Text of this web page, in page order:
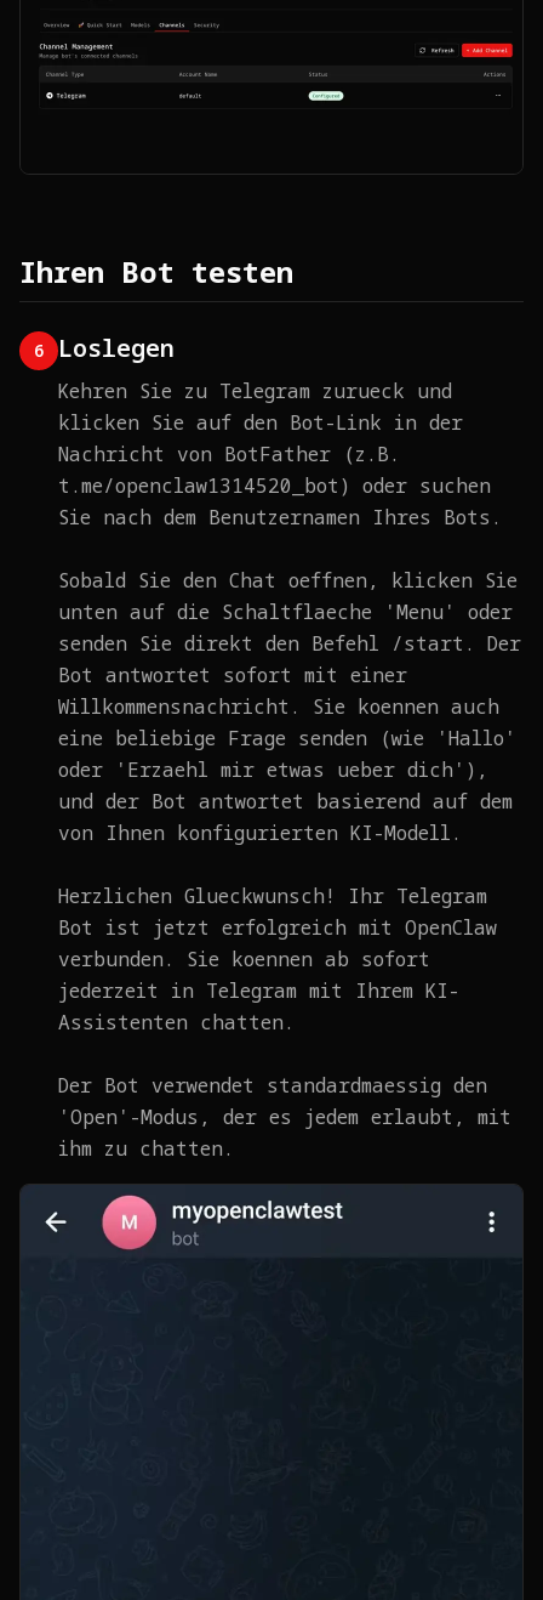
Ihren Bot testen
6 Loslegen
Kehren Sie zu Telegram zurueck und
klicken Sie auf den Bot-Link in der
Nachricht von BotFather (z.B.
t.me/openclaw1314520_bot) oder suchen
Sie nach dem Benutzernamen Ihres Bots.
Sobald Sie den Chat oeffnen, klicken Sie
unten auf die Schaltflaeche 'Menu' oder
senden Sie direkt den Befehl /start. Der
Bot antwortet sofort mit einer
Willkommensnachricht. Sie koennen auch
eine beliebige Frage senden (wie 'Hallo'
oder 'Erzaehl mir etwas ueber dich'),
und der Bot antwortet basierend auf dem
von Ihnen konfigurierten KI-Modell.
Herzlichen Glueckwunsch! Ihr Telegram
Bot ist jetzt erfolgreich mit OpenClaw
verbunden. Sie koennen ab sofort
jederzeit in Telegram mit Ihrem KI-
Assistenten chatten.
Der Bot verwendet standardmaessig den
'Open'-Modus, der es jedem erlaubt, mit
ihm zu chatten.